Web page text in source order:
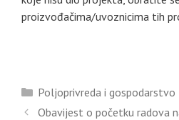
proizvođačima/uvoznicima tih
Kategorije
Poljoprivreda i gospodarstvo
Obavijest o početku radova